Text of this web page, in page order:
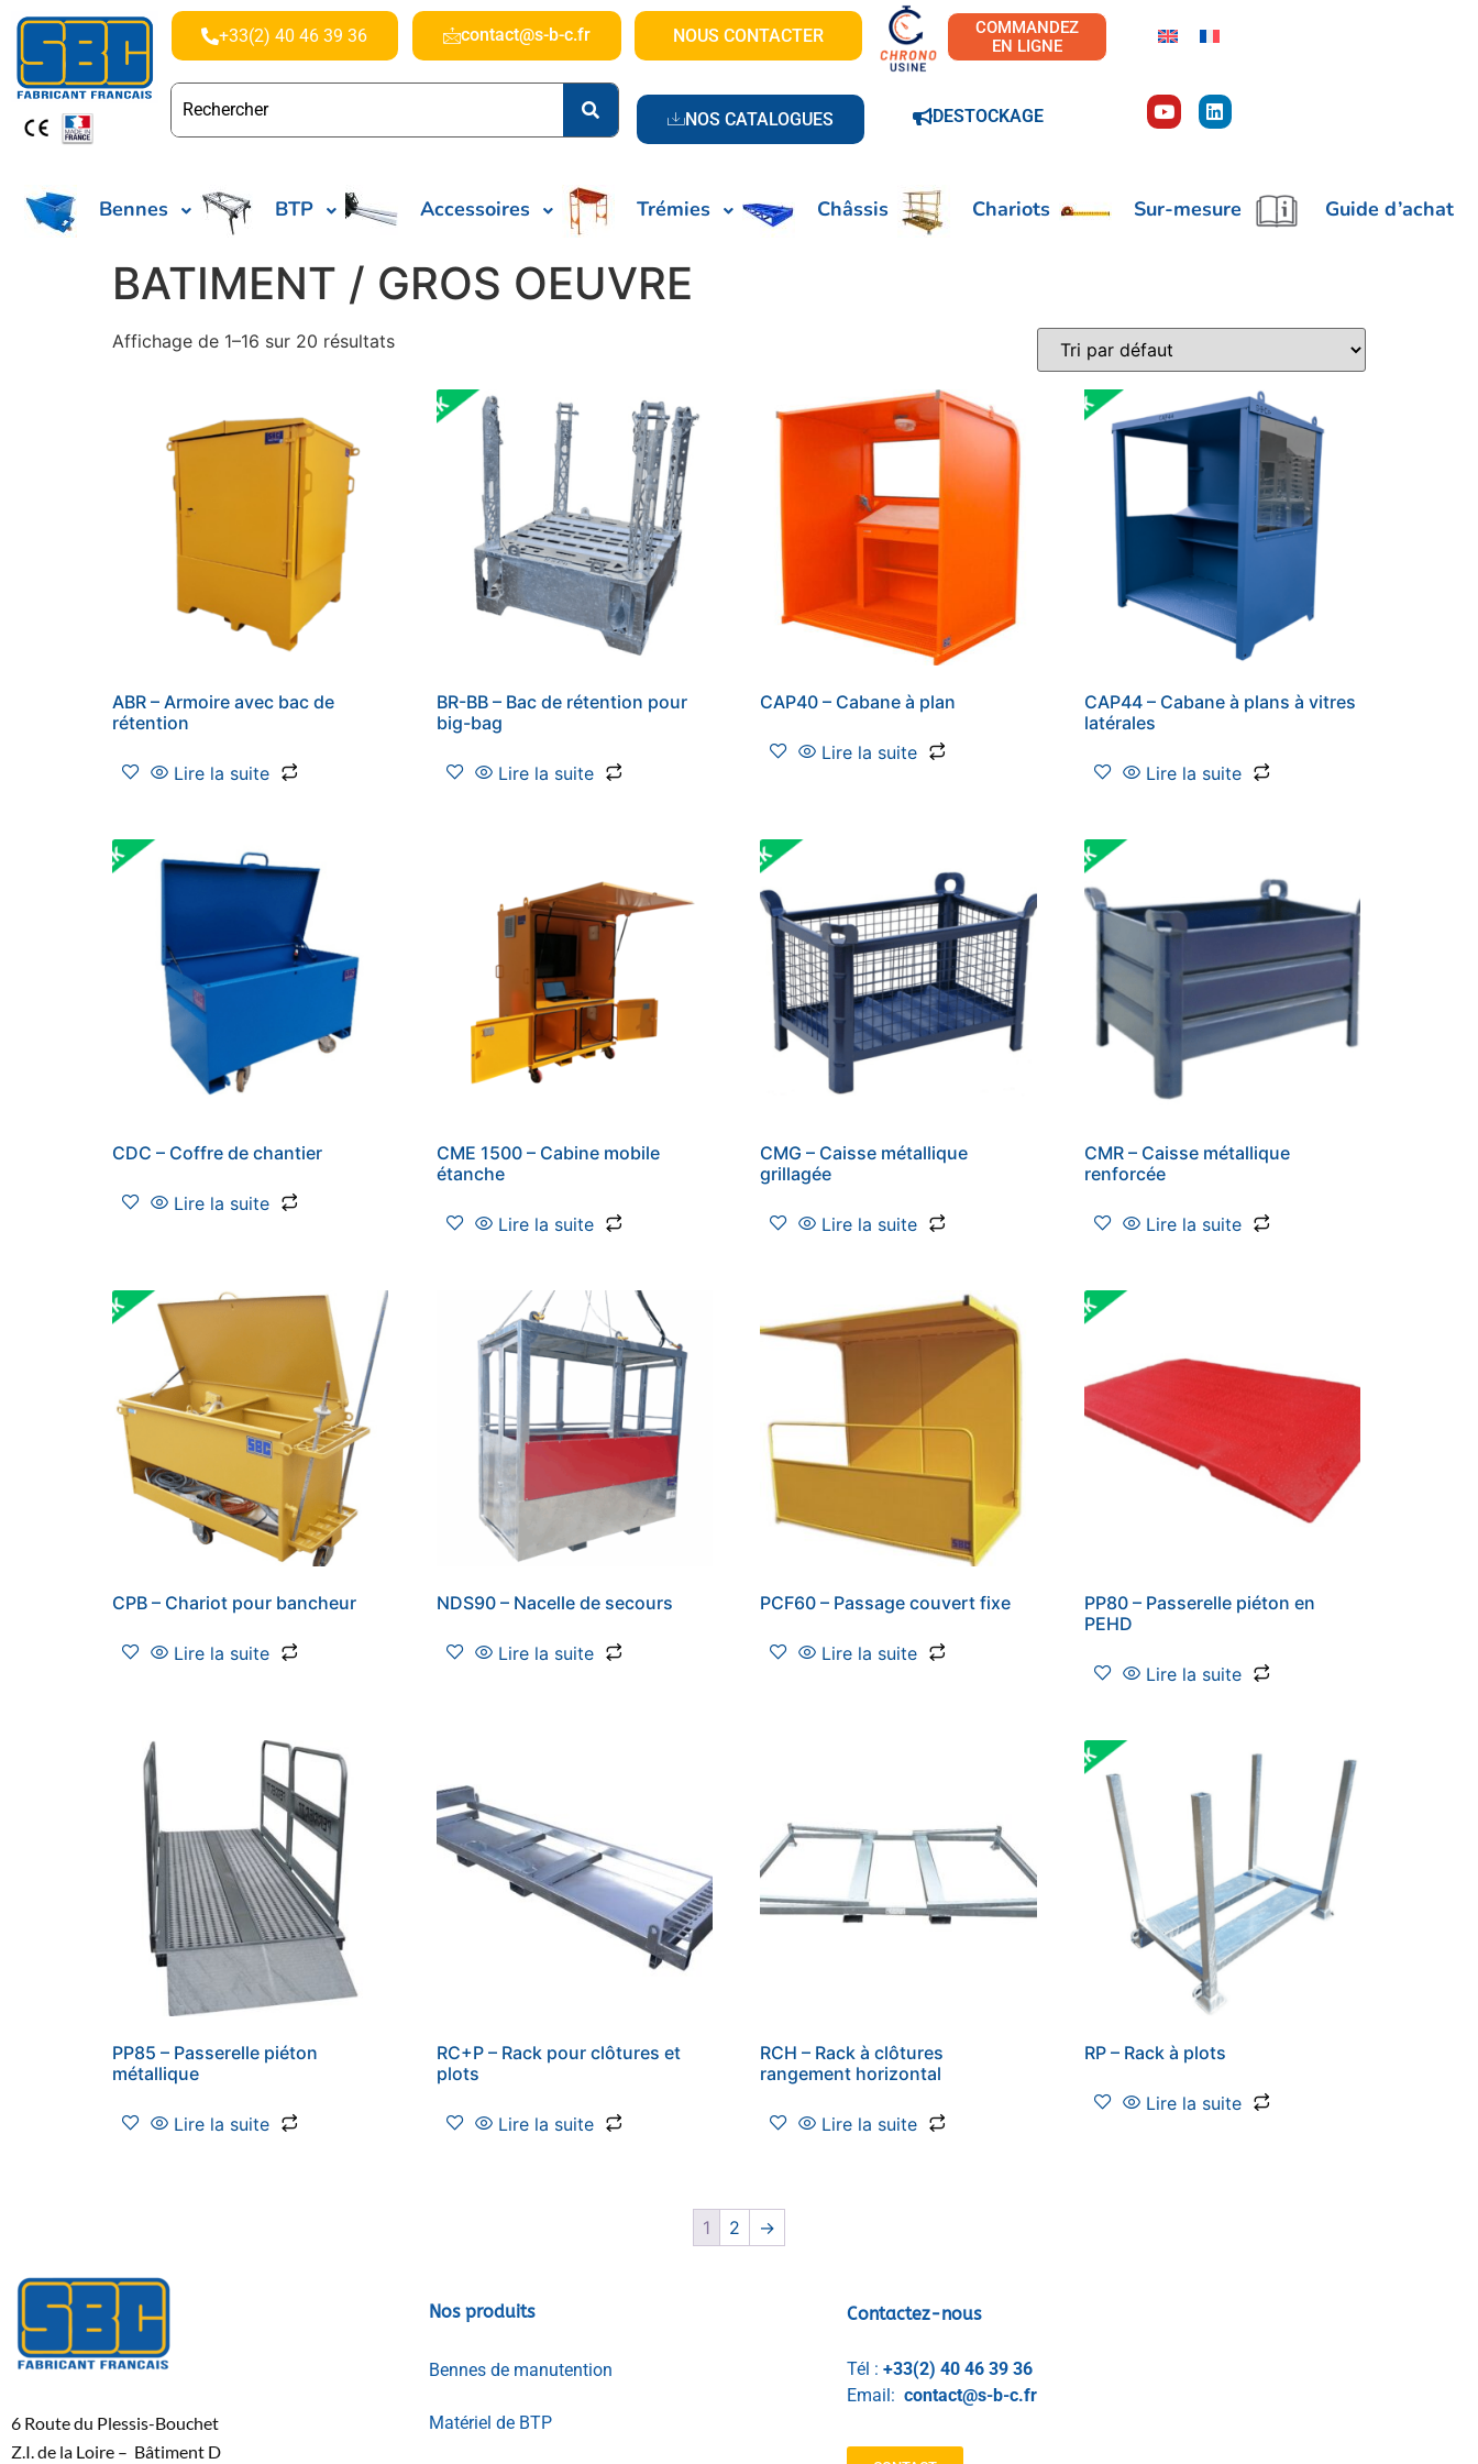
+33(2) 40 46 39 36 contact@s-b-c.fr NOUS CONTACTER
NOS CATALOGUES
COMMANDEZ
EN LIGNE
DESTOCKAGE
Bennes BTP Accessoires Trémies Châssis Chariots Sur-mesure Guide d’achat
BATIMENT / GROS OEUVRE
Affichage de 1–16 sur 20 résultats
ABR – Armoire avec bac de
rétention
Lire la suite
BR-BB – Bac de rétention pour
big-bag
Lire la suite
CAP40 – Cabane à plan
Lire la suite
CAP44 – Cabane à plans à vitres
latérales
Lire la suite
CDC – Coffre de chantier
Lire la suite
CME 1500 – Cabine mobile
étanche
Lire la suite
CMG – Caisse métallique
grillagée
Lire la suite
CMR – Caisse métallique
renforcée
Lire la suite
CPB – Chariot pour bancheur
Lire la suite
NDS90 – Nacelle de secours
Lire la suite
PCF60 – Passage couvert fixe
Lire la suite
PP80 – Passerelle piéton en
PEHD
Lire la suite
PP85 – Passerelle piéton
métallique
Lire la suite
RC+P – Rack pour clôtures et
plots
Lire la suite
RCH – Rack à clôtures
rangement horizontal
Lire la suite
RP – Rack à plots
Lire la suite
1 2 →
6 Route du Plessis-Bouchet
Z.I. de la Loire – Bâtiment D
Nos produits
Bennes de manutention
Matériel de BTP
Contactez-nous
Tél : +33(2) 40 46 39 36
Email: contact@s-b-c.fr